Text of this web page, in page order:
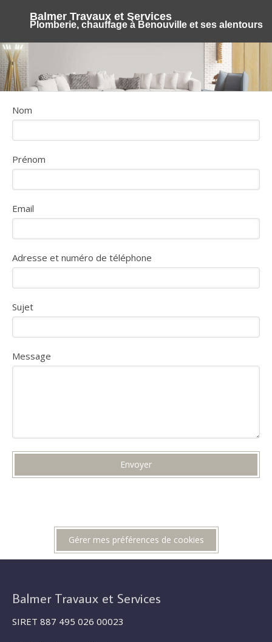
Balmer Travaux et Services
Plomberie, chauffage à Benouville et ses alentours
Nom
Prénom
Email
Adresse et numéro de téléphone
Sujet
Message
Envoyer
Gérer mes préférences de cookies
Balmer Travaux et Services
SIRET 887 495 026 00023